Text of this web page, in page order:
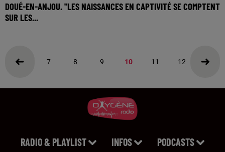
DOUÉ-EN-ANJOU. "LES NAISSANCES EN CAPTIVITÉ SE COMPTENT
SUR LES...
7 8 9 10 11 12 13
RADIO & PLAYLIST INFOS PODCASTS